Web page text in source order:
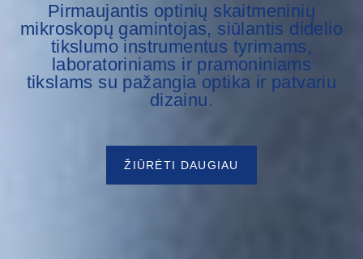
Pirmaujantis optinių skaitmeninių
mikroskopų gamintojas, siūlantis didelio
tikslumo instrumentus tyrimams,
laboratoriniams ir pramoniniams
tikslams su pažangia optika ir patvariu
dizainu.
ŽIŪRĖTI DAUGIAU